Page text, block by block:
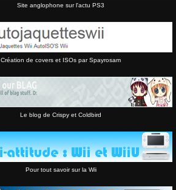
Site anglophone sur l'actu PS3
Création de covers et ISOs par Spayrosam
Le blog de Crispy et Coldbird
Pour tout savoir sur la Wii